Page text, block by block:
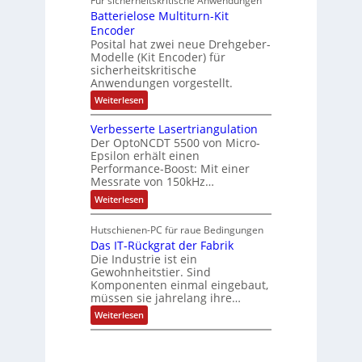
o
g
e
w
ä
h
t
ä
f
t
e
e
r
ä
l
t
S
c
h
u
t
z
l
a
c
k
b
e
s
c
i
c
h
t
u
n
g
f
n
s
l
o
s
e
F
a
n
g
s
c
h
a
l
t
u
n
g
Batterielose Multiturn-Kit
Encoder
Posital hat zwei neue Drehgeber-
Modelle (Kit Encoder) für
sicherheitskritische
Anwendungen vorgestellt.
Weiterlesen:
B
t
t
e
r
i
e
l
o
e
M
u
l
t
i
t
u
r
Verbesserte Lasertriangulation
Der OptoNCDT 5500 von Micro-
Epsilon erhält einen
Performance-Boost: Mit einer
Messrate von 150kHz…
Weiterlesen:
V
r
b
e
s
s
e
r
t
e
L
Hutschienen-PC für raue Bedingungen
Das IT-Rückgrat der Fabrik
Die Industrie ist ein
Gewohnheitstier. Sind
Komponenten einmal eingebaut,
müssen sie jahrelang ihre…
Weiterlesen:
D